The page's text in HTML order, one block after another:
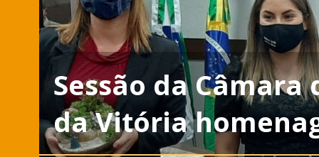
Sessão da
da Vitória